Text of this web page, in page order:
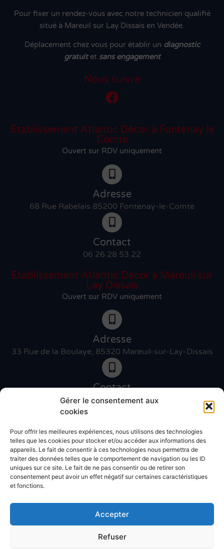
Gérer le consentement aux
cookies
Pour offrir les meilleures expériences, nous utilisons des technologies
telles que les cookies pour stocker et/ou accéder aux informations des
appareils. Le fait de consentir à ces technologies nous permettra de
traiter des données telles que le comportement de navigation ou les ID
uniques sur ce site. Le fait de ne pas consentir ou de retirer son
consentement peut avoir un effet négatif sur certaines caractéristiques
et fonctions.
Accepter
Refuser
Pour fixer un rendez-vous avec notre technicien qualifié
situé à Mareuil sur Lay Dissais en Vendée.
Déplacement chez vous pour établir un diagnostic
gratuitet sans engagement
Nous suivre
Établissement Atlantic Décor à Fontenay le
Comte
Ouvert sur RDV uniquement
Adresse
68 Rue Rabelais 85200 Fontenay-le-Comte
Contact
06 26 28 53 22
Etablissement Atlantic Décor à Mareuil sur
Lay Dissais
Ouvert sur RDV uniquement
Adresse
33 Rue de la Boulaye, 85320 Mareuil-sur-Lay-Dissais
Contact
06 46 27 89 83
Contact
02 51 30 31 09
Devis gratuit
© Atlantic décor 2025 – Réalisation